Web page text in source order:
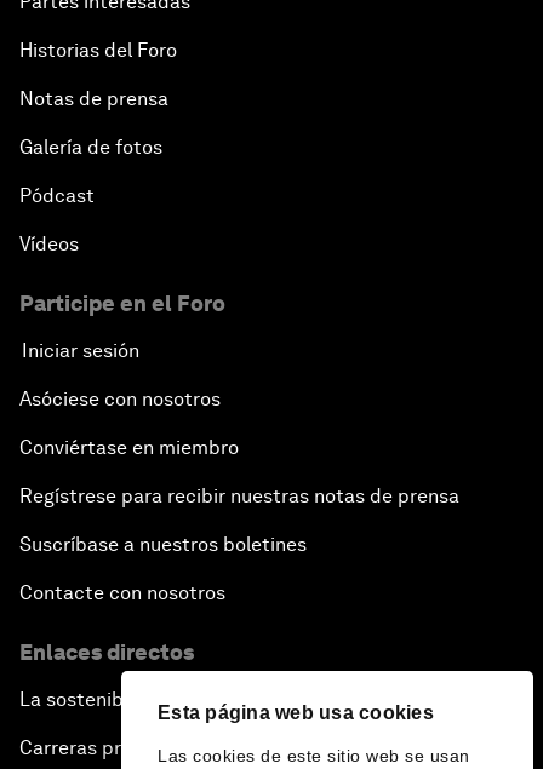
Esta página web usa cookies
Las cookies de este sitio web se usan
Historias del Foro
Notas de prensa
Galería de fotos
Pódcast
Vídeos
Participe en el Foro
Iniciar sesión
Asóciese con nosotros
Conviértase en miembro
Regístrese para recibir nuestras notas de prensa
Suscríbase a nuestros boletines
Contacte con nosotros
Enlaces directos
La sostenibilidad en el Foro
Carreras profesionales